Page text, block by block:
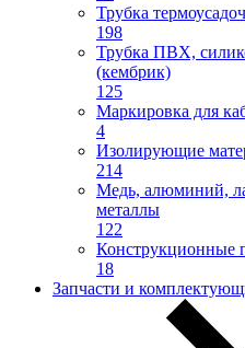
Трубка
198
Трубка ПВХ,
(кембрик)
125
Маркировка для
4
Изолирующие
214
Медь, алюминий,
металлы
122
Конструкционные
18
Запчасти и